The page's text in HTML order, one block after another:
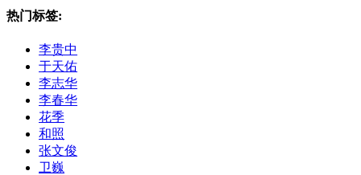
热门标签:
李贵中
于天佑
李志华
李春华
花季
和照
张文俊
卫巍